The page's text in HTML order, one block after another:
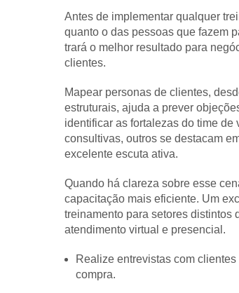
Antes de implementar qualquer
quanto o das pessoas que fazem
trará o melhor resultado para
clientes.
Mapear personas de clientes,
estruturais, ajuda a prever
identificar as fortalezas do time
consultivas, outros se destacam
excelente escuta ativa.
Quando há clareza sobre esse
capacitação mais eficiente. Um
treinamento para setores distintos
atendimento virtual e presencial.
Realize entrevistas com
compra.